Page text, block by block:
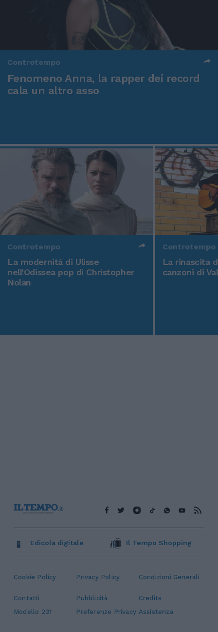
Controtempo
Fenomeno Anna, la rapper dei record
cala un altro asso
Controtempo
La modernità di Ulisse
nell'Odissea pop di Christopher
Nolan
Controtempo
La rinascita
canzoni di
Cookie Policy Privacy Policy Condizioni Generali
Contatti Pubblicità
Credits
Modello 231
Preferenze Privacy Assistenza
Edicola digitale Il Tempo Shopping